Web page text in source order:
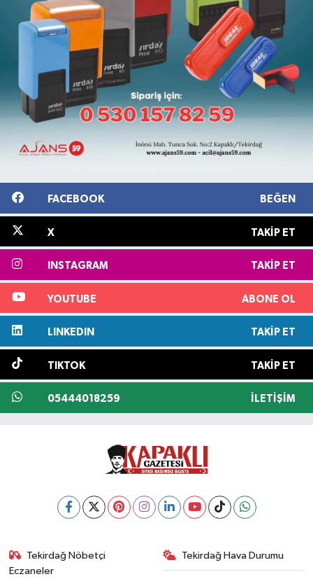
FACEBOOK BEĞEN
X TAKIP ET
INSTAGRAM TAKIP ET
YOUTUBE ABONE OL
LINKEDIN TAKIP ET
TIKTOK TAKIP ET
05444018259 İLETIŞIM
Tekirdağ Nöbetçi
Eczaneler
Tekirdağ Hava Durumu